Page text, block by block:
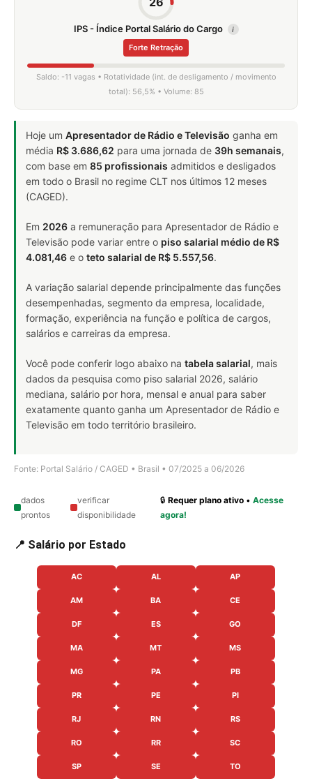
IPS - Índice Portal Salário do Cargo i
Forte Retração
Saldo: -11 vagas • Rotatividade (int. de desligamento / movimento
total): 56,5% • Volume: 85
Hoje um Apresentador de Rádio e Televisão ganha em
média R$ 3.686,62 para uma jornada de 39h semanais,
com base em 85 profissionais admitidos e desligados
em todo o Brasil no regime CLT nos últimos 12 meses
(CAGED).
Em 2026 a remuneração para Apresentador de Rádio e
Televisão pode variar entre o piso salarial médio de R$
4.081,46 e o teto salarial de R$ 5.557,56.
A variação salarial depende principalmente das funções
desempenhadas, segmento da empresa, localidade,
formação, experiência na função e política de cargos,
salários e carreiras da empresa.
Você pode conferir logo abaixo na tabela salarial, mais
dados da pesquisa como piso salarial 2026, salário
mediana, salário por hora, mensal e anual para saber
exatamente quanto ganha um Apresentador de Rádio e
Televisão em todo território brasileiro.
Fonte: Portal Salário / CAGED • Brasil • 07/2025 a 06/2026
dados
prontos
verificar
disponibilidade
🔒Requer plano ativo •Acesse
agora!
📍 Salário por Estado
AC AL AP
AM BA CE
DF ES GO
MA MT MS
MG PA PB
PR PE PI
RJ RN RS
RO RR SC
SP SE TO